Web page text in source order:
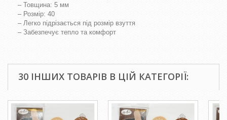
– Товщина: 5 мм
– Розмір: 40
– Легко підрізається під розмір взуття
– Забезпечує тепло та комфорт
30 ІНШИХ ТОВАРІВ В ЦІЙ КАТЕГОРІЇ: